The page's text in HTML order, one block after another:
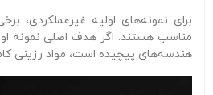
برای نمونه‌های اولیه غیرعملکردی،
مناسب هستند. اگر هدف اصلی نمونه
هندسه‌های پیچیده است، مواد رزینی